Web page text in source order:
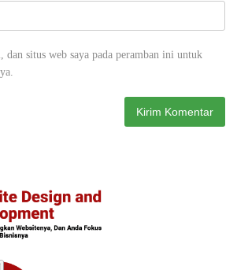
dan situs web saya pada peramban ini untuk